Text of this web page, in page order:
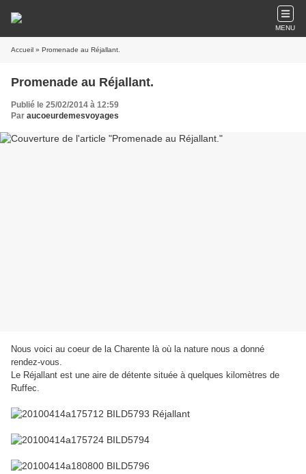
MENU
Accueil » Promenade au Réjallant.
Promenade au Réjallant.
Publié le 25/02/2014 à 12:59
Par aucoeurdemesvoyages
Nous voici au coeur de la Charente là où la nature nous a donné
rendez-vous.
Le Réjallant est une aire de détente située à quelques kilomètres de
Ruffec.